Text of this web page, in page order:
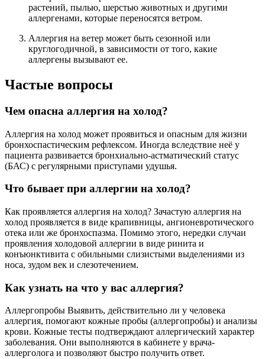
растений, пылью, шерстью животных и другими
аллергенами, которые переносятся ветром.
Аллергия на ветер может быть сезонной или
круглогодичной, в зависимости от того, какие
аллергены вызывают ее.
Частые вопросы
Чем опасна аллергия на холод?
Аллергия на холод может проявиться и опасным для жизни
бронхоспастическим рефлексом. Иногда вследствие неё у
пациента развивается бронхиально-астматический статус
(БАС) с регулярными приступами удушья.
Что бывает при аллергии на холод?
Как проявляется аллергия на холод? Зачастую аллергия на
холод проявляется в виде крапивницы, ангионевротического
отека или же бронхоспазма. Помимо этого, нередки случаи
проявления холодовой аллергии в виде ринита и
конъюнктивита с обильными слизистыми выделениями из
носа, зудом век и слезотечением.
Как узнать на что у вас аллергия?
Аллергопробы Выявить, действительно ли у человека
аллергия, помогают кожные пробы (аллергопробы) и анализы
крови. Кожные тесты подтверждают аллергический характер
заболевания. Они выполняются в кабинете у врача-
аллерголога и позволяют быстро получить ответ.